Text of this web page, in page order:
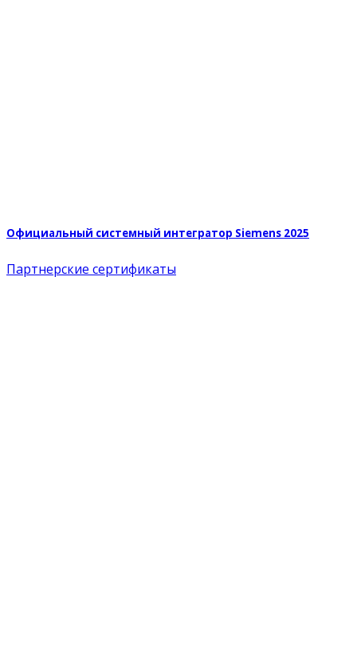
Официальный системный интегратор Siemens 2025
Партнерские сертификаты